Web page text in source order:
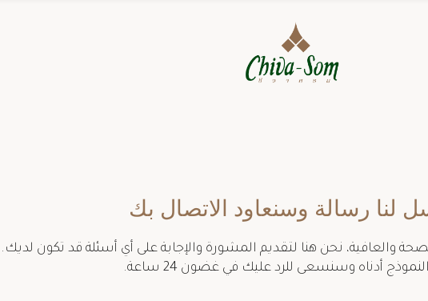
لنا رسالة وسنعاود الاتصال بك
والعافية، نحن هنا لتقديم المشورة والإجابة على أي أسئلة قد تكون لديك.
أدناه وسنسعى للرد عليك في غضون 24 ساعة.